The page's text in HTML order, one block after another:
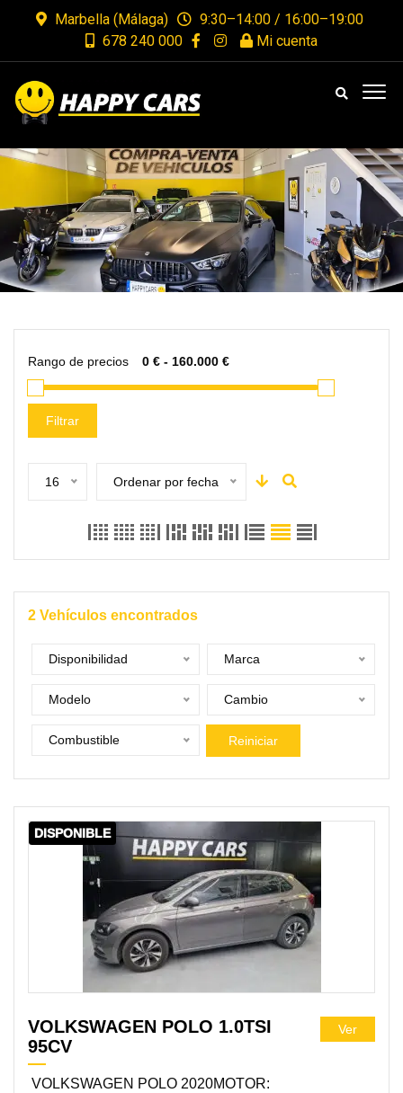
Marbella (Málaga)
9:30–14:00 / 16:00–19:00
678 240 000
Mi cuenta
Rango de precios
Filtrar
16 Ordenar por fecha
2 Vehículos encontrados
Disponibilidad Marca
Modelo Cambio
Combustible Reiniciar
DISPONIBLE
VOLKSWAGEN POLO 1.0TSI
95CV
VOLKSWAGEN POLO 2020MOTOR:
Ver